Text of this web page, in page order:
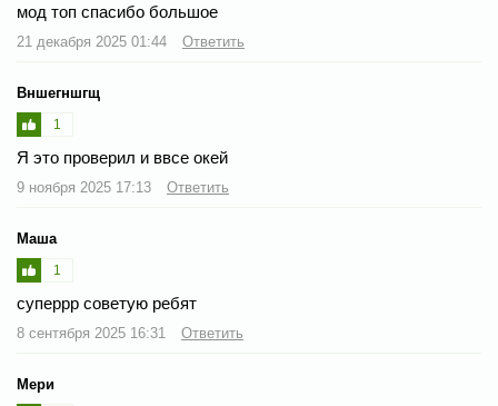
мод топ спасибо большое
21 декабря 2025 01:44 Ответить
Вншегншгщ
1
Я это проверил и ввсе окей
9 ноября 2025 17:13 Ответить
Маша
1
суперрр советую ребят
8 сентября 2025 16:31 Ответить
Мери